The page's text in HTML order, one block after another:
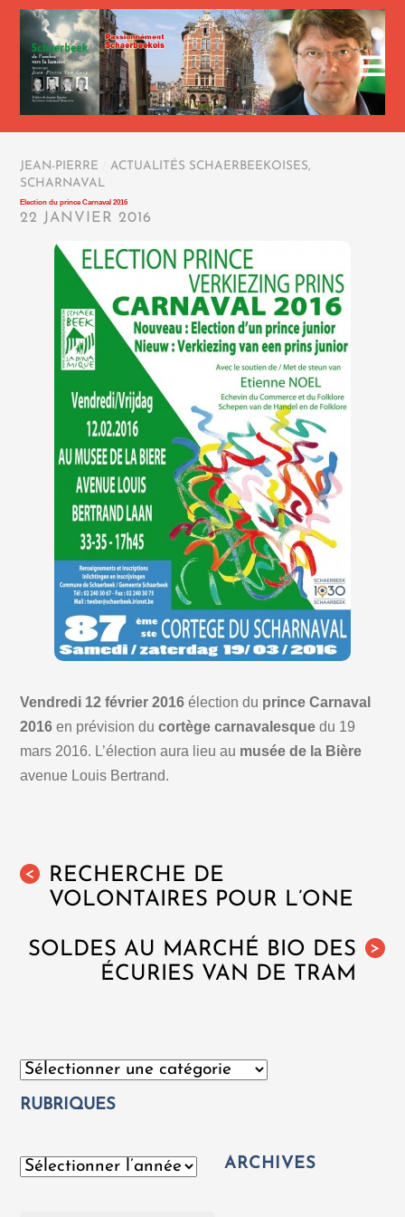
JEAN-PIERRE ACTUALITÉS SCHAERBEEKOISES,
SCHARNAVAL
Election du prince Carnaval 2016
22 JANVIER 2016
Vendredi 12 février 2016 élection du prince Carnaval
2016 en prévision ducortège carnavalesque du 19
mars 2016. L’élection aura lieu au musée de la Bière
avenue Louis Bertrand.
<
RECHERCHE DE
VOLONTAIRES POUR L’ONE
>
SOLDES AU MARCHÉ BIO DES
ÉCURIES VAN DE TRAM
Catégories
RUBRIQUES
Archives ARCHIVES